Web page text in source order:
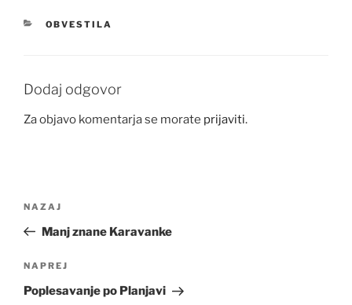
KATEGORIJE
OBVESTILA
Dodaj odgovor
Za objavo komentarja se morate prijaviti.
Prejšnji
prispevek
NAZAJ
Manj znane Karavanke
Naslednji
prispevek
NAPREJ
Poplesavanje po Planjavi